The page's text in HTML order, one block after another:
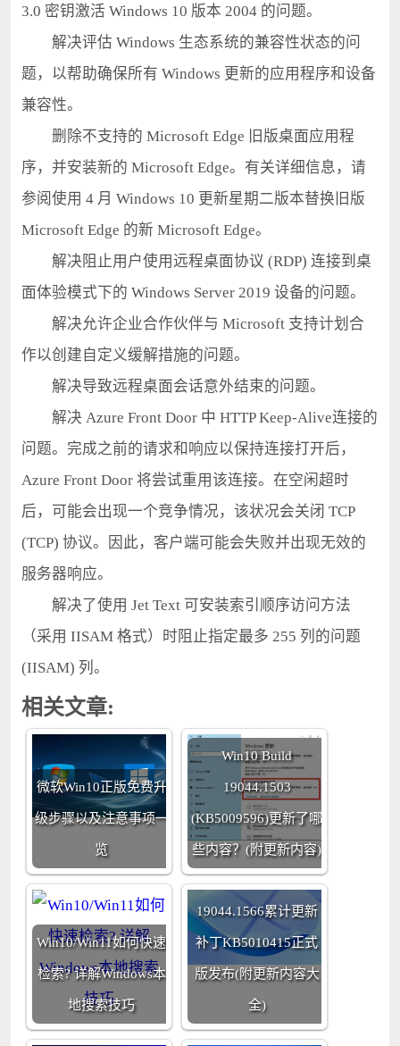
3.0 密钥激活 Windows 10 版本 2004 的问题。
解决评估 Windows 生态系统的兼容性状态的问
题，以帮助确保所有 Windows 更新的应用程序和设备
兼容性。
删除不支持的 Microsoft Edge 旧版桌面应用程
序，并安装新的 Microsoft Edge。有关详细信息，请
参阅使用 4 月 Windows 10 更新星期二版本替换旧版
Microsoft Edge 的新 Microsoft Edge。
解决阻止用户使用远程桌面协议 (RDP) 连接到桌
面体验模式下的 Windows Server 2019 设备的问题。
解决允许企业合作伙伴与 Microsoft 支持计划合
作以创建自定义缓解措施的问题。
解决导致远程桌面会话意外结束的问题。
解决 Azure Front Door 中 HTTP Keep-Alive连接的
问题。完成之前的请求和响应以保持连接打开后，
Azure Front Door 将尝试重用该连接。在空闲超时
后，可能会出现一个竞争情况，该状况会关闭 TCP
(TCP) 协议。因此，客户端可能会失败并出现无效的
服务器响应。
解决了使用 Jet Text 可安装索引顺序访问方法
（采用 IISAM 格式）时阻止指定最多 255 列的问题
(IISAM) 列。
相关文章:
微软Win10正版免费升
级步骤以及注意事项一
览
Win10 Build
19044.1503
(KB5009596)更新了哪
些内容？(附更新内容)
Win10/Win11如何快速
检索? 详解Windows本
地搜索技巧
Win10 Build
19044.1566累计更新
补丁KB5010415正式
版发布(附更新内容大
全)